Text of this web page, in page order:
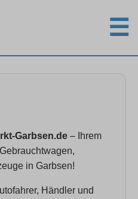
☰
Garbsen.de – Ihrem
in Garbsen!
Händler und